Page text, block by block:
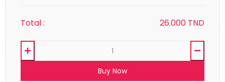
Total : 26.000 TND
Buy Now